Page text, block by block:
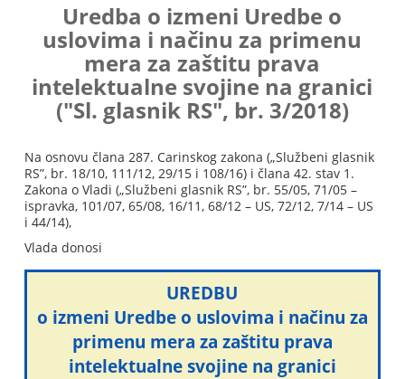
Uredba o izmeni Uredbe o
uslovima i načinu za primenu
mera za zaštitu prava
intelektualne svojine na granici
("Sl. glasnik RS", br. 3/2018)
Na osnovu člana 287. Carinskog zakona („Službeni glasnik
RS”, br. 18/10, 111/12, 29/15 i 108/16) i člana 42. stav 1.
Zakona o Vladi („Službeni glasnik RS”, br. 55/05, 71/05 –
ispravka, 101/07, 65/08, 16/11, 68/12 – US, 72/12, 7/14 – US
i 44/14),
Vlada donosi
UREDBU
o izmeni Uredbe o uslovima i načinu za
primenu mera za zaštitu prava
intelektualne svojine na granici